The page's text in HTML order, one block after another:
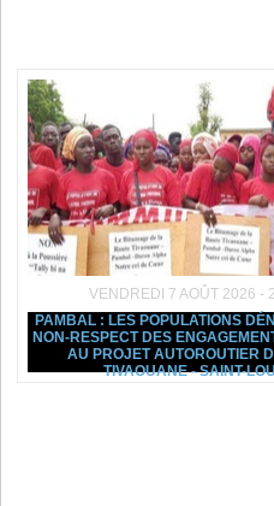
VENDREDI 7 AOÛT 2026 -
PAMBAL : LES POPULATIONS
NON-RESPECT DES
AU PROJET AUTOROUTIER
TIVAOUANE - SAINT-